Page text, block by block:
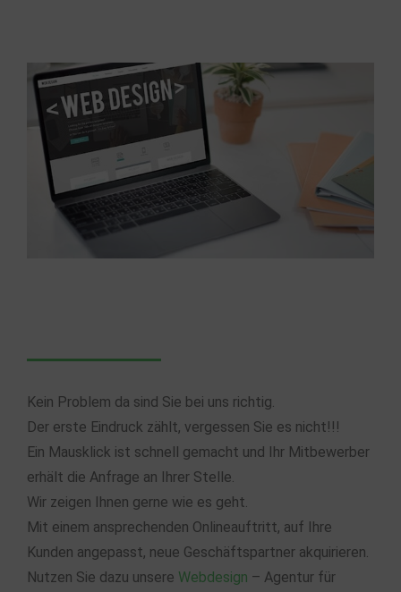
Kein Problem da sind Sie bei uns richtig.
Der erste Eindruck zählt, vergessen Sie es nicht!!!
Ein Mausklick ist schnell gemacht und Ihr Mitbewerber
erhält die Anfrage an Ihrer Stelle.
Wir zeigen Ihnen gerne wie es geht.
Mit einem ansprechenden Onlineauftritt, auf Ihre
Kunden angepasst, neue Geschäftspartner akquirieren.
Nutzen Sie dazu unsere Webdesign – Agentur für